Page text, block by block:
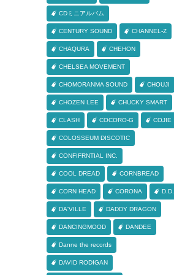
CDミニアルバム
CENTURY SOUND CHANNEL-Z
CHAQURA CHEHON
CHELSEA MOVEMENT
CHOMORANMA SOUND CHOUJI
CHOZEN LEE CHUCKY SMART
CLASH COCORO-G COJIE
COLOSSEUM DISCOTIC
CONFIFRNTIAL INC.
COOL DREAD CORNBREAD
CORN HEAD CORONA D.D.
DA'VILLE DADDY DRAGON
DANCINGMOOD DANDEE
Danne the records
DAVID RODIGAN